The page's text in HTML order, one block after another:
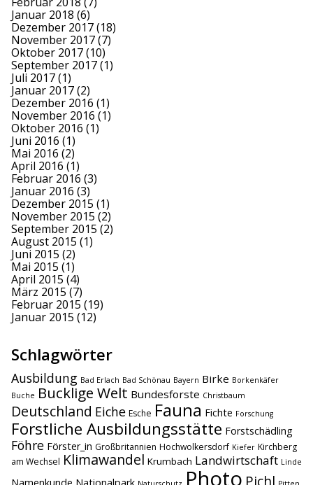
Januar 2018 (6)
Dezember 2017(18)
November 2017(7)
Oktober 2017(10)
September 2017(1)
Juli 2017(1)
Januar 2017(2)
Dezember 2016 (1)
November 2016 (1)
Oktober 2016 (1)
Juni 2016 (1)
Mai 2016 (2)
April 2016 (1)
Februar 2016 (3)
Januar 2016 (3)
Dezember 2015 (1)
November 2015 (2)
September 2015 (2)
August 2015 (1)
Juni 2015 (2)
Mai 2015 (1)
April 2015 (4)
März 2015 (7)
Februar 2015 (19)
Januar 2015 (12)
Schlagwörter
Ausbildung Bad Erlach Bad Schönau Bayern Birke Borkenkäfer
Buche Bucklige Welt Bundesforste Christbaum
Deutschland Eiche Esche Fauna Fichte Forschung
Forstliche Ausbildungsstätte Forstschädling
Föhre Förster_in Großbritannien Hochwolkersdorf Kiefer Kirchberg
am Wechsel Klimawandel Krumbach Landwirtschaft Linde
Photo